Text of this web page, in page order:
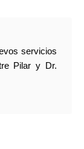
servicios
Pilar y Dr.